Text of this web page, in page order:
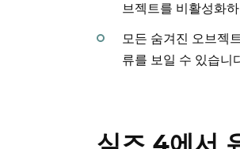
브젝트를 비활성화
모든 숨겨진 오브젝
류를 보일 수 있습니